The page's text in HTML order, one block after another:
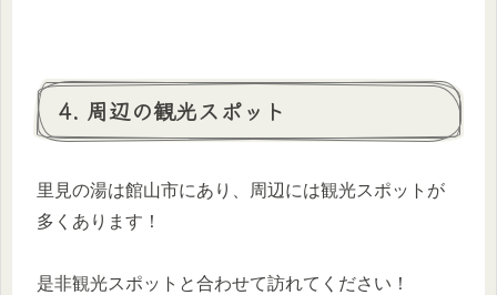
4. 周辺の観光スポット
里見の湯は館山市にあり、周辺には観光スポットが
多くあります！
是非観光スポットと合わせて訪れてください！